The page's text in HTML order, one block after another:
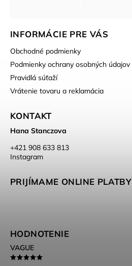
INFORMÁCIE PRE VÁS
Obchodné podmienky
Podmienky ochrany osobných údajov
Pravidlá súťaží
Vrátenie tovaru a reklamácia
KONTAKT
Hana Stanczova
‭+421 908 633 813‬
Instagram
PRIJÍMAME ONLINE PLATBY
HODNOTENIE
VAGUE